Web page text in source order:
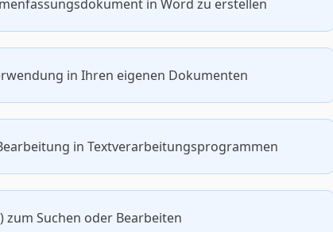
in Word zu erstellen
in Ihren eigenen Dokumenten
in Textverarbeitungsprogrammen
zum Suchen oder Bearbeiten